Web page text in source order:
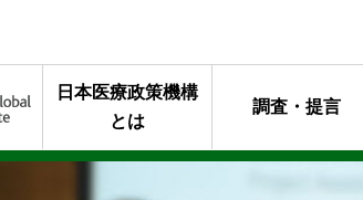
日本医療政策機構
とは
ミッション・行動指針
代表理事メッセージ
終身名誉チェアマンメッセージ
組織概要
年報・最近の活動
HGPIを支えるプロフェッショナル達
スタッフの声
HGPIのあゆみ
黒川清賞
調査・提言